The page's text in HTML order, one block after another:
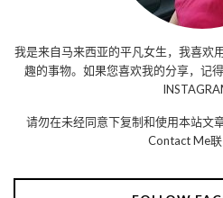
我是来自马来西亚的平凡女生，我喜欢
趣的事物。如果您喜欢我的分享，记
请勿在未经同意下复制和使用本站文
Contact Me联